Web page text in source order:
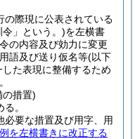
の際現に公表されている
」という。)を左横書
の内容及び効力に変更
語及び送り仮名等(以下
した表現に整備するため
の措置)
。
必要な措置及び用字、用
を左横書きに改正する